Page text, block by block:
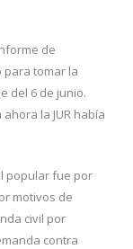
de
para tomar la
del 6 de junio.
la JUR había
popular fue por
motivos de
civil por
contra